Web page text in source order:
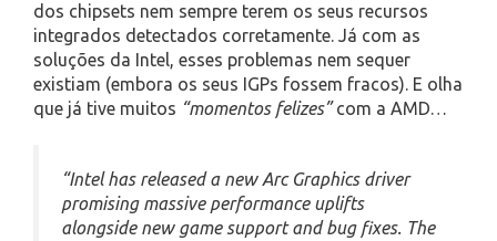
dos chipsets nem sempre terem os seus recursos
integrados detectados corretamente. Já com as
soluções da Intel, esses problemas nem sequer
existiam (embora os seus IGPs fossem fracos). E olha
que já tive muitos “momentos felizes”com a AMD…
“Intel has released a new Arc Graphics driver
promising massive performance uplifts
alongside new game support and bug fixes. The